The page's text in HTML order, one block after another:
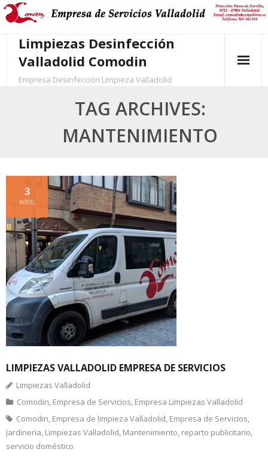
Skip
to
Limpiezas Desinfección
Valladolid Comodin
Empresa Desinfección Limpieza Valladolid
TAG ARCHIVES:
MANTENIMIENTO
LIMPIEZAS VALLADOLID EMPRESA DE SERVICIOS
3
ABRIL
Limpiezas Valladolid
Comodin, Empresa de Servicios, Empresa Limpiezas Valladolid
Comodin, Empresa de limpieza Valladolid, Empresa de Servicios,
Jardineria, Limpiezas Valladolid, Mantenimiento, reparto publicitario,
servicio doméstico